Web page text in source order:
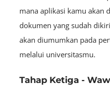
mana aplikasi kamu akan
dokumen yang sudah
akan diumumkan pada
melalui universitasmu.
Tahap Ketiga -